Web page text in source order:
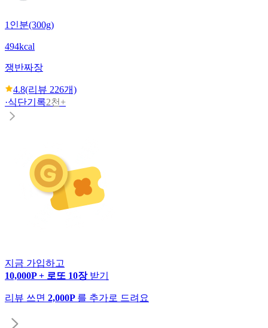
1인분(300g)
494kcal
쟁반짜장
4.8(리뷰 226개)
·식단기록2천+
지금 가입하고
10,000P + 로또 10장 받기
리뷰 쓰면 2,000P 를 추가로 드려요